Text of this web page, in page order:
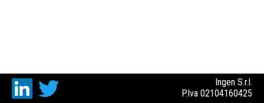
Ingen S.r.l.
P.Iva 02104160425